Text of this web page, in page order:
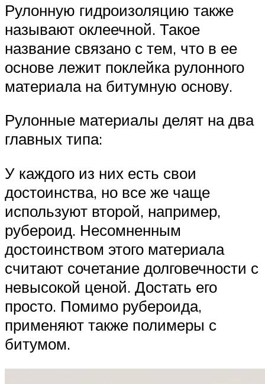
Рулонную гидроизоляцию также
называют оклеечной. Такое
название связано с тем, что в ее
основе лежит поклейка рулонного
материала на битумную основу.
Рулонные материалы делят на два
главных типа:
У каждого из них есть свои
достоинства, но все же чаще
используют второй, например,
рубероид. Несомненным
достоинством этого материала
считают сочетание долговечности с
невысокой ценой. Достать его
просто. Помимо рубероида,
применяют также полимеры с
битумом.